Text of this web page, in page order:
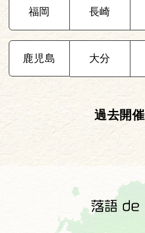
福岡 長崎
鹿児島 大分
過去開催